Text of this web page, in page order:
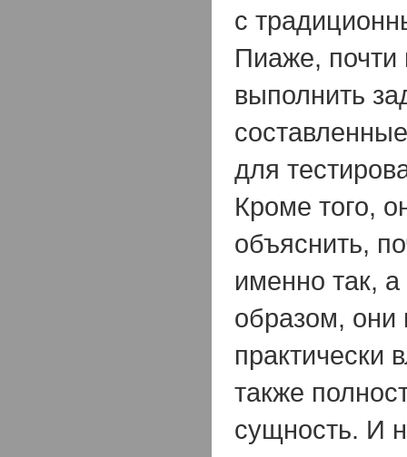
с
Пиаже, почти
выполнить
для
Кроме того,
объяснить,
именно так,
образом, они
практически
также
сущность. И